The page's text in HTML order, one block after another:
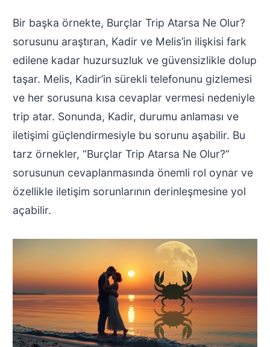
Bir başka örnekte, Burçlar Trip Atarsa Ne Olur?
sorusunu araştıran, Kadir ve Melis’in ilişkisi fark
edilene kadar huzursuzluk ve güvensizlikle dolup
taşar. Melis, Kadir’in sürekli telefonunu gizlemesi
ve her sorusuna kısa cevaplar vermesi nedeniyle
trip atar. Sonunda, Kadir, durumu anlaması ve
iletişimi güçlendirmesiyle bu sorunu aşabilir. Bu
tarz örnekler, “Burçlar Trip Atarsa Ne Olur?”
sorusunun cevaplanmasında önemli rol oynar ve
özellikle iletişim sorunlarının derinleşmesine yol
açabilir.